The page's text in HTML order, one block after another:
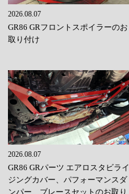
2026.08.07
GR86 GRフロントスポイラーのお
取り付け
2026.08.07
GR86 GRパーツ エアロスタビライ
ジングカバー、パフォーマンスダ
ンパー、ブレースセットのお取り